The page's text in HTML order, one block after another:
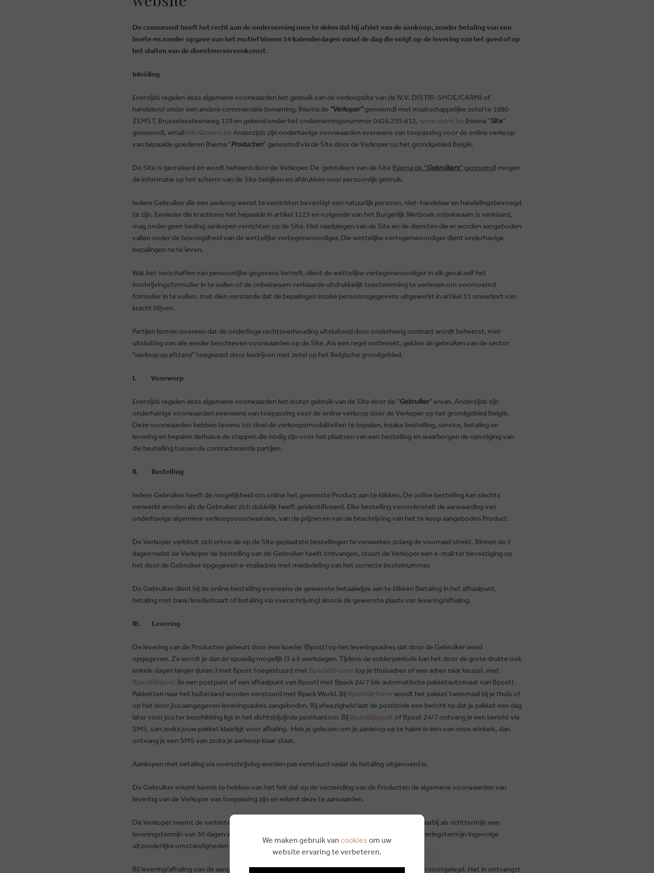
De consument heeft het recht aan de onderneming mee te delen dat hij afziet van de aankoop, zonder betaling van een
boete en zonder opgave van het motief binnen 14 kalenderdagen vanaf de dag die volgt op de levering van het goed of op
het sluiten van de dienstenovereenkomst.
Inleiding
Enerzijds regelen deze algemene voorwaarden het gebruik van de verkoopsite van de N.V. DISTRI-SHOE/CARMI of
handelend onder een andere commerciële benaming, (hierna de “Verkoper”genoemd) met maatschappelijke zetel te 1980
ZEMST, Brusselsesteenweg 129 en gekend onder het ondernemingsnummer 0426.255.612, www.carmi.be (hierna “Site”
genoemd), email info@carmi.be Anderzijds zijn onderhavige voorwaarden eveneens van toepassing voor de online verkoop
van bepaalde goederen (hierna “Producten” genoemd)via de Site door de Verkoper op het grondgebied België.
De Site is gecreëerd en wordt beheerd door de Verkoper. De gebruikers van de Site (hierna de “Gebruikers” genoemd) mogen
de informatie op het scherm van de Site bekijken en afdrukken voor persoonlijk gebruik.
Iedere Gebruiker die een aankoop wenst te verrichten bevestigt een natuurlijk persoon, niet-handelaar en handelingsbevoegd
te zijn. Eenieder die krachtens het bepaalde in artikel 1123 en volgende van het Burgerlijk Wetboek onbekwaam is verklaard,
mag onder geen beding aankopen verrichten op de Site. Het raadplegen van de Site en de diensten die er worden aangeboden
vallen onder de bevoegdheid van de wettelijke vertegenwoordiger. Die wettelijke vertegenwoordiger dient onderhavige
bepalingen na te leven.
Wat het verschaffen van persoonlijke gegevens betreft, dient de wettelijke vertegenwoordiger in elk geval zelf het
inschrijvingsformulier in te vullen of de onbekwaam verklaarde uitdrukkelijk toestemming te verlenen om voornoemd
formulier in te vullen, met dien verstande dat de bepalingen inzake persoonsgegevens uitgewerkt in artikel 11 onverkort van
kracht blijven.
Partijen komen overeen dat de onderlinge rechtsverhouding uitsluitend door onderhavig contract wordt beheerst, met
uitsluiting van alle eerder beschreven voorwaarden op de Site. Als een regel ontbreekt, gelden de gebruiken van de sector
"verkoop op afstand" toegepast door bedrijven met zetel op het Belgische grondgebied.
I. Voorwerp
Enerzijds regelen deze algemene voorwaarden het louter gebruik van de Site door de “Gebruiker”ervan. Anderzijds zijn
onderhavige voorwaarden eveneens van toepassing voor de online verkoop door de Verkoper op het grondgebied België.
Deze voorwaarden hebben tevens tot doel de verkoopsmodaliteiten te bepalen, inzake bestelling, service, betaling en
levering en bepalen derhalve de stappen die nodig zijn voor het plaatsen van een bestelling en waarborgen de opvolging van
die bestelling tussen de contracterende partijen.
II. Bestelling
Iedere Gebruiker heeft de mogelijkheid om online het gewenste Product aan te klikken. De online bestelling kan slechts
verwerkt worden als de Gebruiker zich duidelijk heeft geïdentificeerd. Elke bestelling veronderstelt de aanvaarding van
onderhavige algemene verkoopsvoorwaarden, van de prijzen en van de beschrijving van het te koop aangeboden Product.
De Verkoper verbindt zich ertoe de op de Site geplaatste bestellingen te verwerken zolang de voorraad strekt. Binnen de 2
dagen nadat de Verkoper de bestelling van de Gebruiker heeft ontvangen, stuurt de Verkoper een e-mail ter bevestiging op
het door de Gebruiker opgegeven e-mailadres met mededeling van het correcte bestelnummer.
De Gebruiker dient bij de online bestelling eveneens de gewenste betaalwijze aan te klikken (betaling in het afhaalpunt,
betaling met bank/kredietkaart of betaling via overschrijving) alsook de gewenste plaats van levering/afhaling.
III. Levering
De levering van de Producten gebeurt door een koerier (Bpost) op het leveringsadres dat door de Gebruiker werd
opgegeven. Ze wordt je dan zo spoedig mogelijk (3 à 6 werkdagen. Tijdens de soldenperiode kan het door de grote drukte ook
enkele dagen langer duren.) met Bpost toegestuurd met Bpack@Home (op je thuisadres of een adres naar keuze), met
Bpack@bpost (in een postpunt of een afhaalpunt van Bpost) met Bpack 24/7 (de automatische pakketautomaat van Bpost) .
Pakketten naar het buitenland worden verstuurd met Bpack World. Bij Bpack@Home wordt het pakket tweemaal bij je thuis of
op het door jou aangegeven leveringsadres aangeboden. Bij afwezigheid laat de postbode een bericht na dat je pakket een dag
later voor jou ter beschikking ligt in het dichtsbijzijnde postkantoor. Bij Bpack@bpost of Bpost 24/7 ontvang je een bericht via
SMS, van zodra jouw pakket klaarligt voor afhaling. Heb je gekozen om je aankoop op te halen in één van onze winkels, dan
ontvang je een SMS van zodra je aankoop klaar staat.
Aankopen met betaling via overschrijving worden pas verstuurd nadat de betaling uitgevoerd is.
De Gebruiker erkent kennis te hebben van het feit dat op de verzending van de Producten de algemene voorwaarden van
levering van de Verkoper van toepassing zijn en erkent deze te aanvaarden.
De Verkoper neemt de verbintenis op zich om de Producten zo spoedig mogelijk te leveren, waarbij als richttermijn een
leveringstermijn van 30 dagen wordt overeengekomen. Partijen aanvaarden evenwel dat de leveringstermijn ingevolge
uitzonderlijke omstandigheden langer kan zijn dan voormelde richttermijn.
Bij levering/afhaling van de aangekochte Producten dient een geldig identiteitsbewijs te worden voorgelegd. Het in ontvangst
We maken gebruik van cookies om uw
website ervaring te verbeteren.